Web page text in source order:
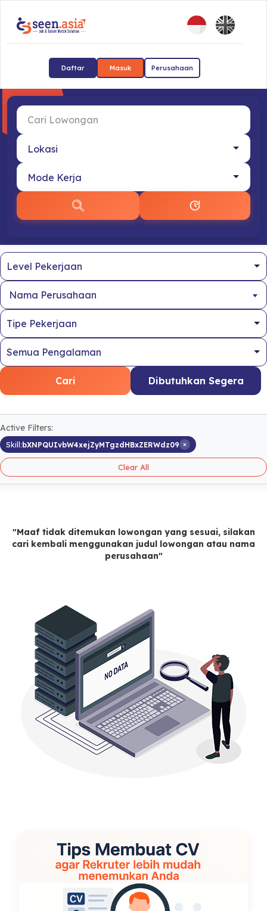
Daftar Masuk Perusahaan
Nama Perusahaan
Cari Dibutuhkan Segera
Active Filters:
Skill:bXNPQUIvbW4xejZyMTgzdHBxZERWdz09 ×
Clear All
"Maaf tidak ditemukan lowongan yang sesuai, silakan
cari kembali menggunakan judul lowongan atau nama
perusahaan"